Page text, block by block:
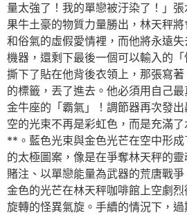
量太強了！我的單戀被汙染了！」
果牛土豪的物質力量勝出，林天秤
和俗氣的虛假愛情裡，而他將永遠
機器，還剩下最後一個可以輸入的
撕下了貼在他背後衣領上，那張寫著
的標籤，丟了進去。他必須用自己
金牛座的「霸氣」！調節器再次發
空的光束不再是彩虹色，而是充滿
**。藍色光束與金色光芒在空中形
的太極圖案，像是在爭奪林天秤的
賭注、以單戀能量為武器的荒唐戰
金色的光芒在林天秤咖啡館上空劇
旋轉的怪異氣旋。手續的情況下，